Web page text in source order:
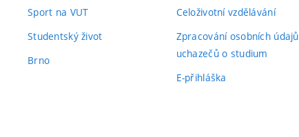
Sport na VUT
Studentský život
Brno
Celoživotní vzdělávání
Zpracování osobních údajů
uchazečů o studium
E-přihláška